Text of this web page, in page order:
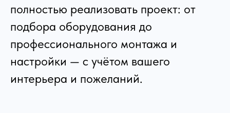
полностью реализовать проект: от
подбора оборудования до
профессионального монтажа и
настройки — с учётом вашего
интерьера и пожеланий.